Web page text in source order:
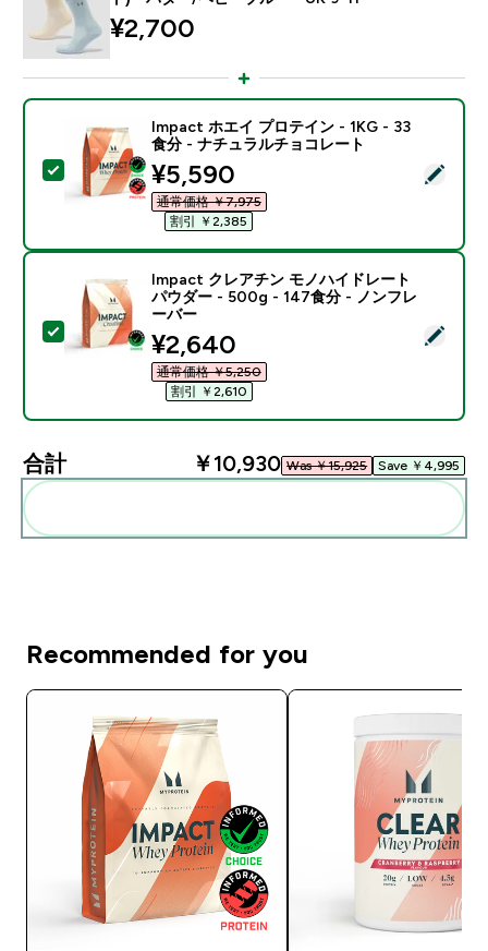
¥2,700‎
この商品を選択 - Impact ホエイ プロテイン - 1KG -
Impact ホエイ プロテイン - 1KG - 33
食分 - ナチュラルチョコレート
discounted price
¥5,590‎
通常価格 ￥7,975‎
割引 ￥2,385‎
この商品を選択 - Impact クレアチン モノハイドレ
Impact クレアチン モノハイドレート
パウダー - 500g - 147食分 - ノンフレ
ーバー
discounted price
¥2,640‎
通常価格 ￥5,250‎
割引 ￥2,610‎
合計 ￥10,930‎ Was ￥15,925‎ Save ￥4,995‎
Recommended for you